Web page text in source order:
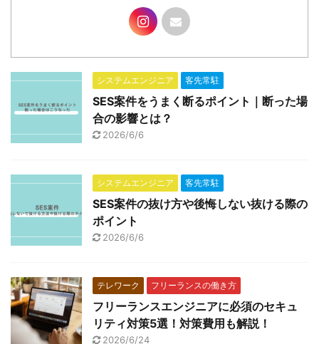
システムエンジニア 客先常駐
SES案件をうまく断るポイント｜断った場
合の影響とは？
2026/6/6
システムエンジニア 客先常駐
SES案件の抜け方や後悔しない抜ける際の
ポイント
2026/6/6
テレワーク フリーランスの働き方
フリーランスエンジニアに必須のセキュ
リティ対策5選！対策費用も解説！
2026/6/24